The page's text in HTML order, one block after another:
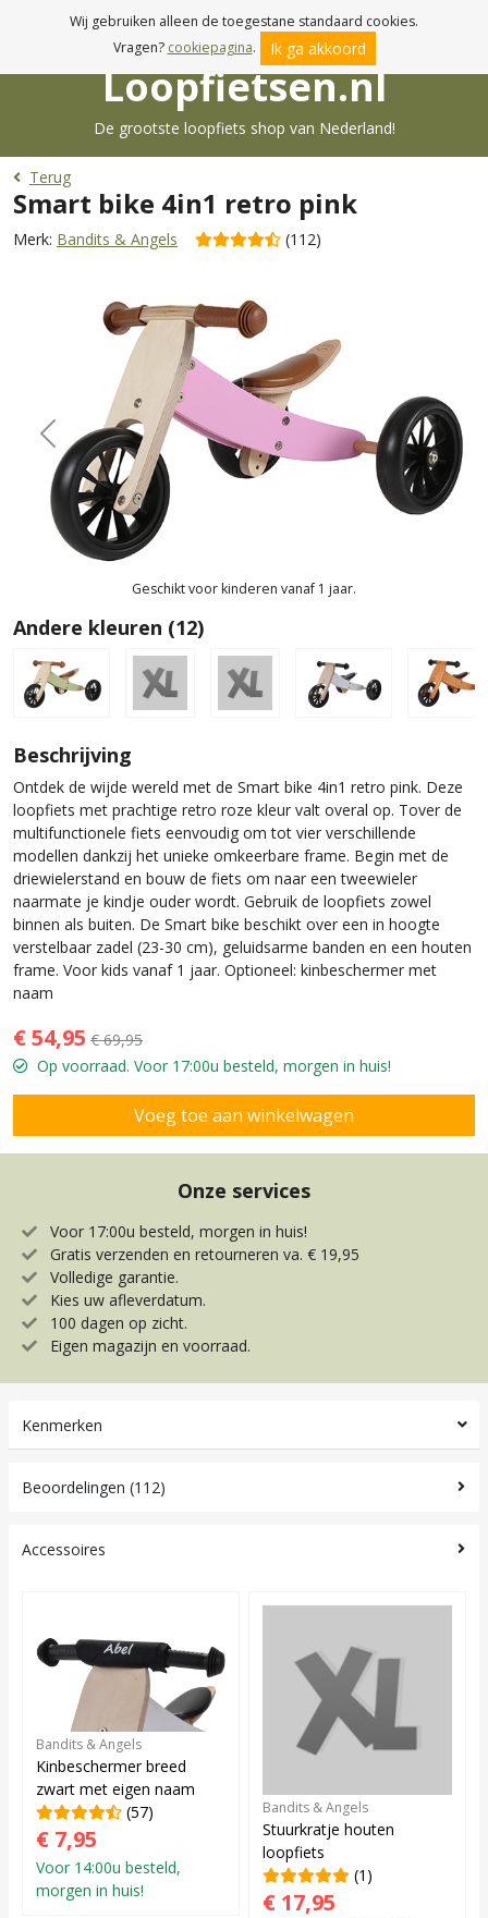
Gratis verzenden va. € 19,95
Loopfietsen.nl
De grootste loopfiets shop van Nederland!
Terug
Smart bike 4in1 retro pink
Merk: Bandits & Angels (112)
Geschikt voor kinderen vanaf 1 jaar.
Previous Next
Andere kleuren (12)
Beschrijving
Ontdek de wijde wereld met de Smart bike 4in1 retro pink. Deze
loopfiets met prachtige retro roze kleur valt overal op. Tover de
multifunctionele fiets eenvoudig om tot vier verschillende
modellen dankzij het unieke omkeerbare frame. Begin met de
driewielerstand en bouw de fiets om naar een tweewieler
naarmate je kindje ouder wordt. Gebruik de loopfiets zowel
binnen als buiten. De Smart bike beschikt over een in hoogte
verstelbaar zadel (23-30 cm), geluidsarme banden en een houten
frame. Voor kids vanaf 1 jaar. Optioneel: kinbeschermer met
naam
€ 54,95 € 69,95
Op voorraad. Voor 17:00u besteld, morgen in huis!
Onze services
Voor 17:00u besteld, morgen in huis!
Gratis verzenden en retourneren va. € 19,95
Volledige garantie.
Kies uw afleverdatum.
100 dagen op zicht.
Eigen magazijn en voorraad.
Kenmerken
Beoordelingen (112)
Accessoires
Bandits & Angels
Kinbeschermer breed
zwart met eigen naam
(57)
€ 7,95
Voor 14:00u besteld,
morgen in huis!
Bandits & Angels
Stuurkratje houten
loopfiets
(1)
€ 17,95
Wij gebruiken alleen de toegestane standaard cookies.
Vragen? cookiepagina. Ik ga akkoord